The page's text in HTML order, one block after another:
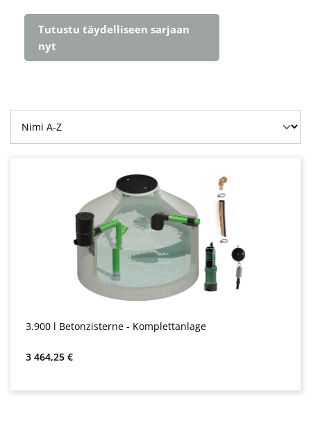
Tutustu täydelliseen sarjaan
nyt
3.900 l Betonzisterne - Komplettanlage
Normaali hinta:
3 464,25 €